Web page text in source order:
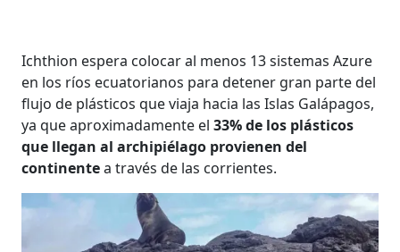
Ichthion espera colocar al menos 13 sistemas Azure
en los ríos ecuatorianos para detener gran parte del
flujo de plásticos que viaja hacia las Islas Galápagos,
ya que aproximadamente el33% de los plásticos
que llegan al archipiélago provienen del
continentea través de las corrientes.